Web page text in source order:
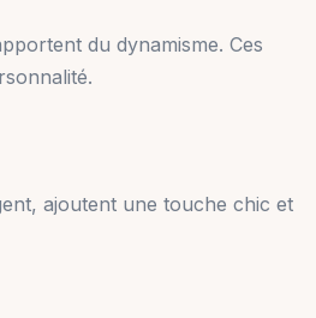
du dynamisme. Ces
ajoutent une touche chic et